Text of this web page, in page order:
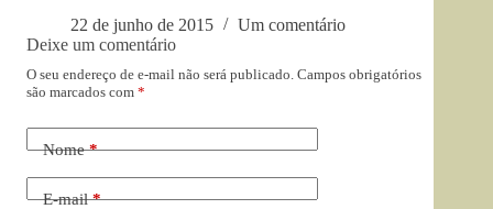
22 de junho de 2015
Um comentário
Deixe um comentário
O seu endereço de e-mail não será publicado. Campos obrigatórios
são marcados com *
Nome*
E-mail*